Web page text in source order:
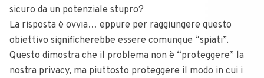
sicuro da un potenziale stupro?
La risposta è ovvia… eppure per raggiungere questo
obiettivo significherebbe essere comunque “spiati”.
Questo dimostra che il problema non è “proteggere” la
nostra privacy, ma piuttosto proteggere il modo in cui i